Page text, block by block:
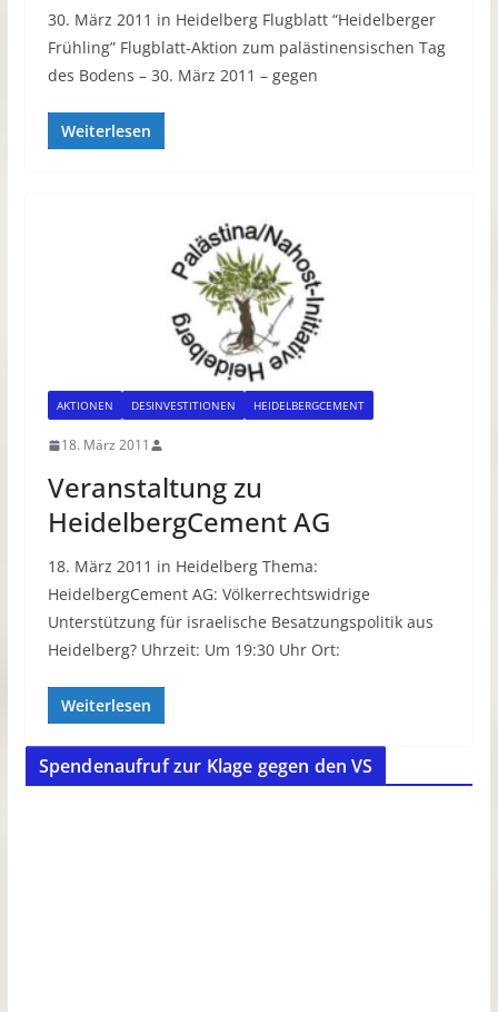
30. März 2011 in Heidelberg Flugblatt “Heidelberger
Frühling” Flugblatt-Aktion zum palästinensischen Tag
des Bodens – 30. März 2011 – gegen
Weiterlesen
AKTIONEN DESINVESTITIONEN HEIDELBERGCEMENT
18. März 2011
Veranstaltung zu
HeidelbergCement AG
18. März 2011 in Heidelberg Thema:
HeidelbergCement AG: Völkerrechtswidrige
Unterstützung für israelische Besatzungspolitik aus
Heidelberg? Uhrzeit: Um 19:30 Uhr Ort:
Weiterlesen
Spendenaufruf zur Klage gegen den VS